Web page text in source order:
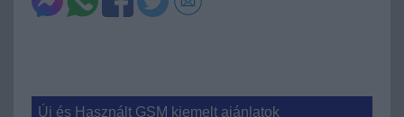
Új és Használt GSM kiemelt ajánlatok